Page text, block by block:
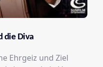
die Diva
Ehrgeiz und Ziel